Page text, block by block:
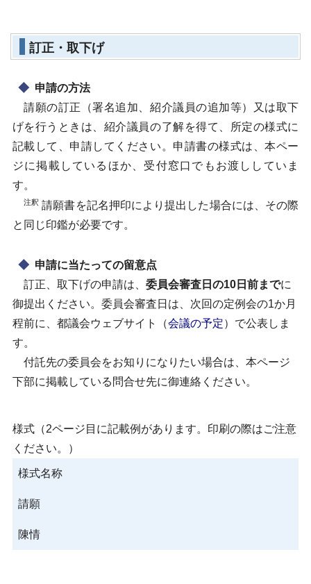
訂正・取下げ
申請の方法
請願の訂正（署名追加、紹介議員の追加等）又は取下
げを行うときは、紹介議員の了解を得て、所定の様式に
記載して、申請してください。申請書の様式は、本ペー
ジに掲載しているほか、受付窓口でもお渡ししていま
す。
注釈 請願書を記名押印により提出した場合には、その際
と同じ印鑑が必要です。
申請に当たっての留意点
訂正、取下げの申請は、 委員会審査日の10日前までに
御提出ください。委員会審査日は、次回の定例会の1か月
程前に、都議会ウェブサイト（会議の予定）で公表しま
す。
付託先の委員会をお知りになりたい場合は、本ページ
下部に掲載している問合せ先に御連絡ください。
様式（2ページ目に記載例があります。印刷の際はご注意
ください。）
様式名称
請願
陳情